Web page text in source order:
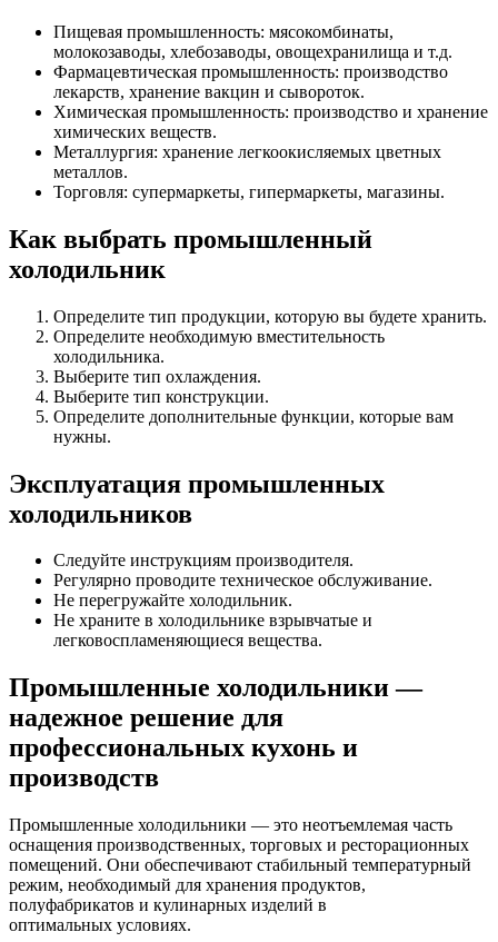
Пищевая промышленность: мясокомбинаты,
молокозаводы, хлебозаводы, овощехранилища и т.д.
Фармацевтическая промышленность: производство
лекарств, хранение вакцин и сывороток.
Химическая промышленность: производство и хранение
химических веществ.
Металлургия: хранение легкоокисляемых цветных
металлов.
Торговля: супермаркеты, гипермаркеты, магазины.
Как выбрать промышленный
холодильник
Определите тип продукции, которую вы будете хранить.
Определите необходимую вместительность
холодильника.
Выберите тип охлаждения.
Выберите тип конструкции.
Определите дополнительные функции, которые вам
нужны.
Эксплуатация промышленных
холодильников
Следуйте инструкциям производителя.
Регулярно проводите техническое обслуживание.
Не перегружайте холодильник.
Не храните в холодильнике взрывчатые и
легковоспламеняющиеся вещества.
Промышленные холодильники —
надежное решение для
профессиональных кухонь и
производств
Промышленные холодильники — это неотъемлемая часть
оснащения производственных, торговых и ресторационных
помещений. Они обеспечивают стабильный температурный
режим, необходимый для хранения продуктов,
полуфабрикатов и кулинарных изделий в
оптимальных условиях.